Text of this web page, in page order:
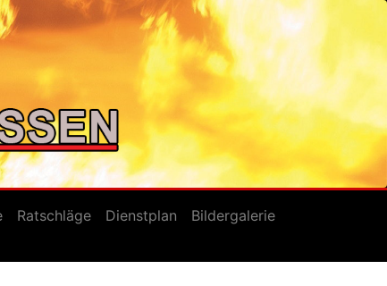
Ratschläge Dienstplan Bildergalerie